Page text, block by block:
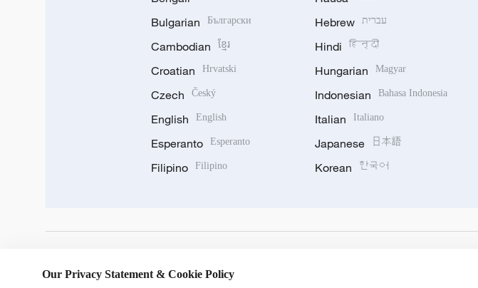
Bulgarian Български
Cambodian ខ្មែរ
Croatian Hrvatski
Czech Český
English English
Esperanto Esperanto
Filipino Filipino
Hebrew עברית
Hindi हिन्दी
Hungarian Magyar
Indonesian Bahasa Indonesia
Italian Italiano
Japanese 日本語
Korean 한국어
Our Privacy Statement & Cookie Policy